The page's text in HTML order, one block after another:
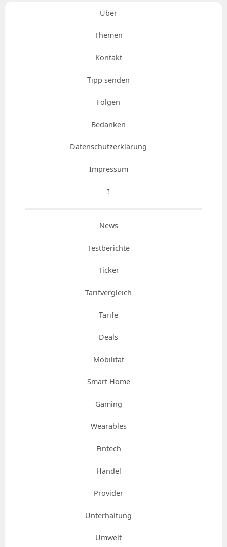
Über
Themen
Kontakt
Tipp senden
Folgen
Bedanken
Datenschutzerklärung
Impressum
⇡
News
Testberichte
Ticker
Tarifvergleich
Tarife
Deals
Mobilität
Smart Home
Gaming
Wearables
Fintech
Handel
Provider
Unterhaltung
Umwelt